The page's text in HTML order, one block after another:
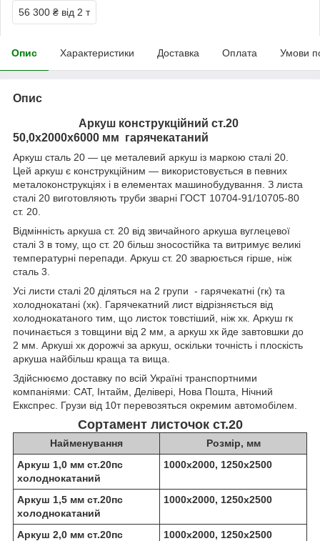
56 300 ₴ від 2 т
Опис Характеристики Доставка Оплата Умови
Опис
Аркуш конструкційний ст.20
50,0х2000х6000 мм гарячекатаний
Аркуш сталь 20 — це металевий аркуш із маркою сталі 20.
Цей аркуш є конструкційним — використовується в певних
металоконструкціях і в елементах машинобудування. З листа
сталі 20 виготовляють труби зварні ГОСТ 10704-91/10705-80
ст. 20.
Відмінність аркуша ст. 20 від звичайного аркуша вуглецевої
сталі 3 в тому, що ст. 20 більш зносостійка та витримує великі
температурні перепади. Аркуш ст. 20 зварюється гірше, ніж
сталь 3.
Усі листи сталі 20 діляться на 2 групи - гарячекатні (гк) та
холоднокатані (хк). Гарячекатний лист відрізняється від
холоднокатаного тим, що листок товстіший, ніж хк. Аркуш гк
починається з товщини від 2 мм, а аркуш хк йде завтовшки до
2 мм. Аркуші хк дорожчі за аркуш, оскільки точність і плоскість
аркуша найбільш краща та вища.
Здійснюємо доставку по всій Україні транспортними
компаніями: САТ, Інтайм, Делівері, Нова Пошта, Нічний
Еккспрес. Грузи від 10т перевозяться окремим автомобілем.
Сортамент листочок ст.20
Найменування
Розмір, мм
Аркуш 1,0 мм ст.20пс
холоднокатаний
1000х2000, 1250х2500
Аркуш 1,5 мм ст.20пс
холоднокатаний
1000х2000, 1250х2500
Аркуш 2,0 мм ст.20пс
1000х2000, 1250х2500